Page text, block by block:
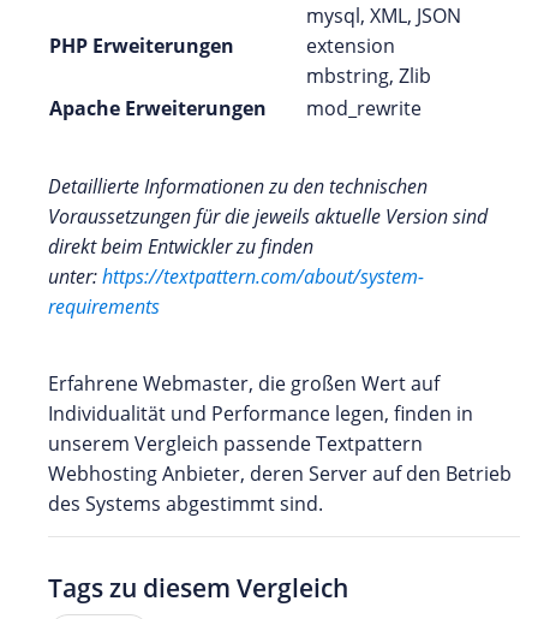
PHP Erweiterungen
mysql, XML, JSON
extension
mbstring, Zlib
Apache Erweiterungen
mod_rewrite
Detaillierte Informationen zu den technischen
Voraussetzungen für die jeweils aktuelle Version sind
direkt beim Entwickler zu finden
unter:https://textpattern.com/about/system-
requirements
Erfahrene Webmaster, die großen Wert auf
Individualität und Performance legen, finden in
unserem Vergleich passende Textpattern
Webhosting Anbieter, deren Server auf den Betrieb
des Systems abgestimmt sind.
Tags zu diesem Vergleich